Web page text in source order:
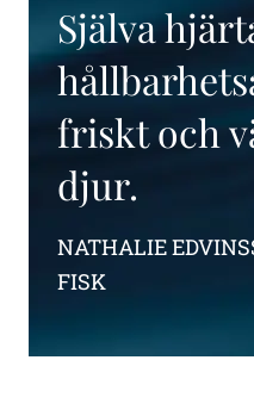
Själva
friskt och
djur.
NATHALIE
FISK